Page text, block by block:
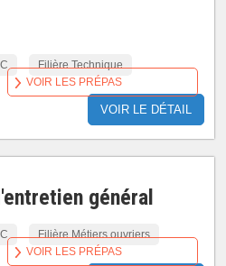
Filière Technique
VOIR LE DÉTAIL
VOIR LES PRÉPAS
général
Filière Métiers ouvriers
VOIR LES PRÉPAS